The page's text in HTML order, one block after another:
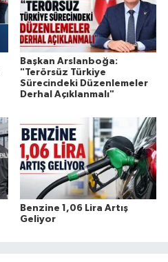
Başkan Arslanboğa:
"Terörsüz Türkiye
Sürecindeki Düzenlemeler
Derhal Açıklanmalı"
Benzine 1,06 Lira Artış
Geliyor